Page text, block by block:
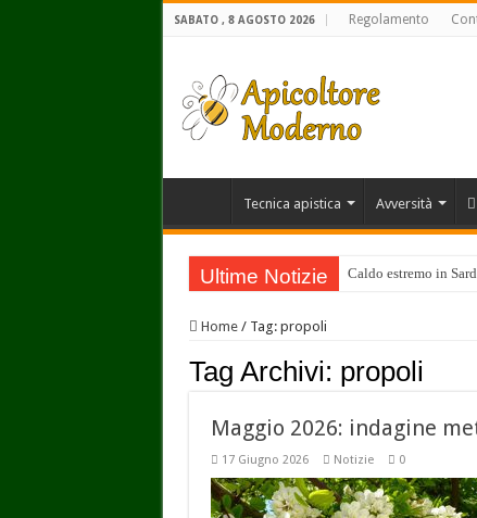
SABATO , 8 AGOSTO 2026 Regolamento
Tecnica apistica Avversità
Ultime Notizie Caldo estremo in
Home / Tag: propoli
Tag Archivi: propoli
Maggio 2026: indagine
17 Giugno 2026 Notizie 0